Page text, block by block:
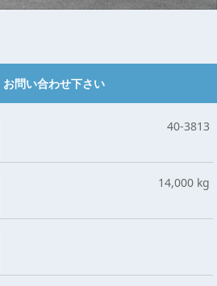
お問い合わせ下さい
40-3813
14,000 kg